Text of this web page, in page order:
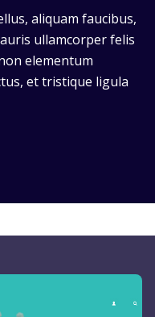
aliquam faucibus,
ullamcorper felis
elementum
et tristique ligula